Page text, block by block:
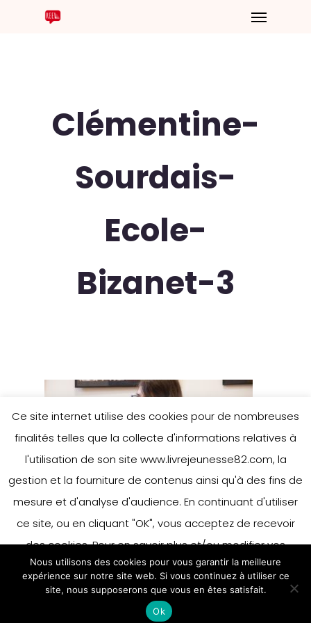
Clémentine-
Sourdais-
Ecole-
Bizanet-3
Ce site internet utilise des cookies pour de nombreuses
finalités telles que la collecte d'informations relatives à
l'utilisation de son site www.livrejeunesse82.com, la
gestion et la fourniture de contenus ainsi qu'à des fins de
mesure et d'analyse d'audience. En continuant d'utiliser
ce site, ou en cliquant "OK", vous acceptez de recevoir
des cookies. Pour en savoir plus et/ou modifier vos
préférences en matière de cookies, merci de vous référer
à notre politique sur les cookies.
Accepter
En savoir plus
Nous utilisons des cookies pour vous garantir la meilleure
expérience sur notre site web. Si vous continuez à utiliser ce
site, nous supposerons que vous en êtes satisfait.
Ok